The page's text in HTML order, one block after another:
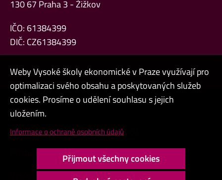
130 67 Praha 3 - Žižkov
IČO: 61384399
DIČ: CZ61384399
Admin
Cookies a ochrana osobních údajů
Přístupnost webu
Vysoký kontrast
Weby Vysoké školy ekonomické v Praze využívají pro
optimalizaci svého obsahu a poskytovaných služeb
cookies. Prosíme o udělení souhlasu s jejich
uložením.
Informace o ochraně osobních údajů
Přijmout všechny cookies